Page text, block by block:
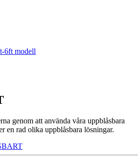
6ft modell
genom att använda våra uppblåsbara
en rad olika uppblåsbara lösningar.